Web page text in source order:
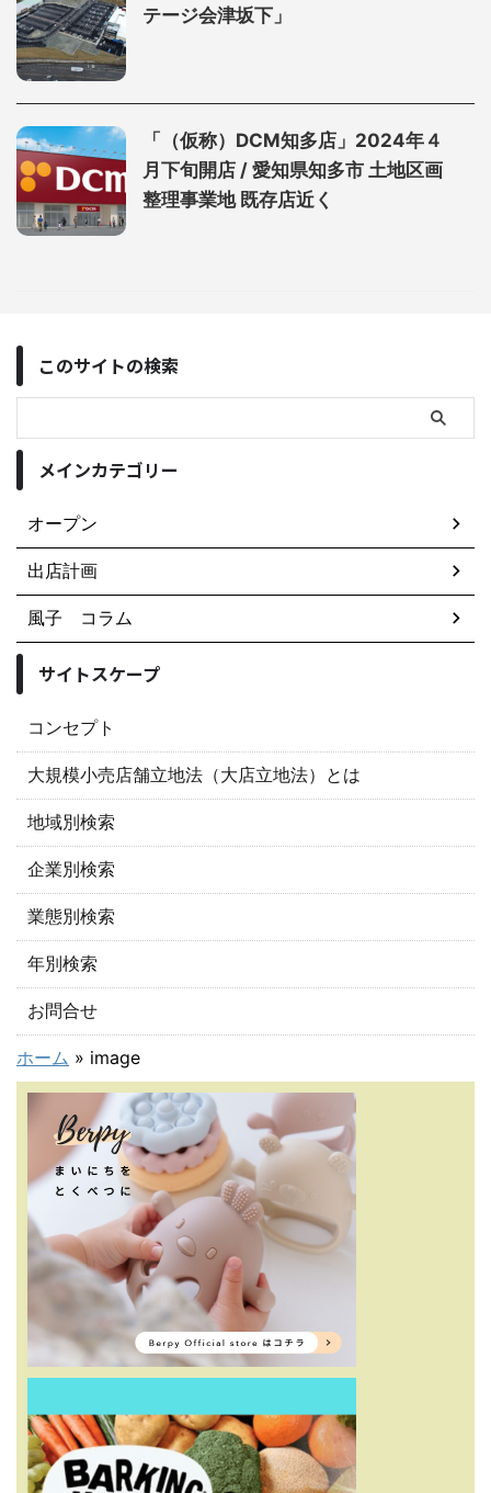
テージ会津坂下」
「（仮称）DCM知多店」2024年４
月下旬開店 / 愛知県知多市 土地区画
整理事業地 既存店近く
このサイトの検索
メインカテゴリー
オープン
出店計画
風子 コラム
サイトスケープ
コンセプト
大規模小売店舗立地法（大店立地法）とは
地域別検索
企業別検索
業態別検索
年別検索
お問合せ
ホーム » image